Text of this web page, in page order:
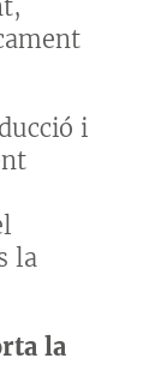
i
la
la